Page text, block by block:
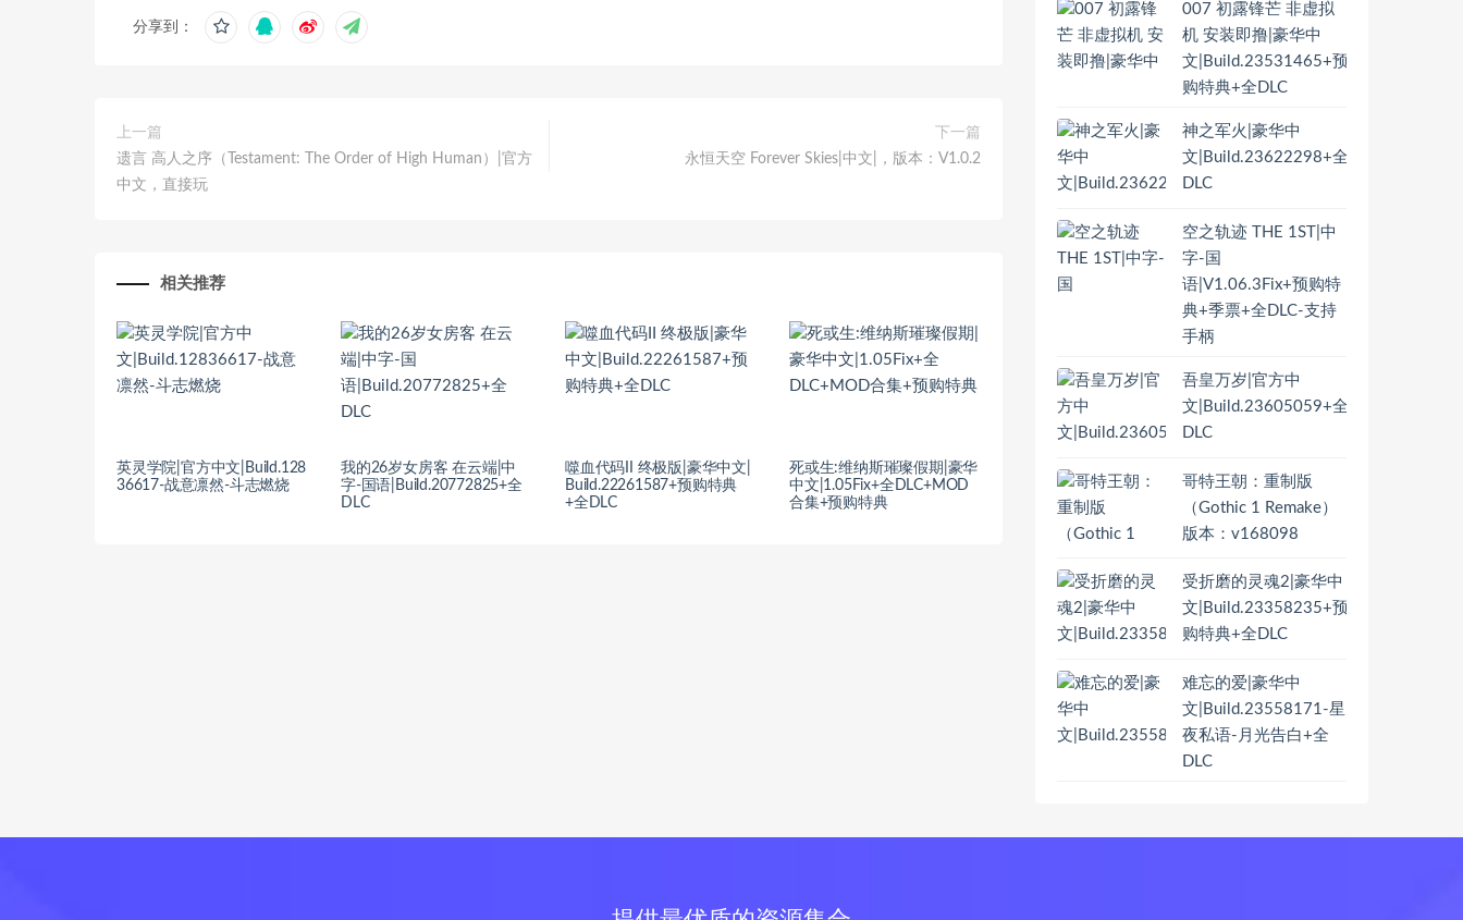
分享到：
上一篇
遗言 高人之序（Testament: The Order of High Human）|官方
中文，直接玩
下一篇
永恒天空 Forever Skies|中文|，版本：V1.0.2
相关推荐
英灵学院|官方中文|Build.128
36617-战意凛然-斗志燃烧
我的26岁女房客 在云端|中
字-国语|Build.20772825+全
DLC
噬血代码II 终极版|豪华中文|
Build.22261587+预购特典
+全DLC
死或生:维纳斯璀璨假期|豪华
中文|1.05Fix+全DLC+MOD
合集+预购特典
007 初露锋芒 非虚拟
机 安装即撸|豪华中
文|Build.23531465+预
购特典+全DLC
神之军火|豪华中
文|Build.23622298+全
DLC
空之轨迹 THE 1ST|中
字-国
语|V1.06.3Fix+预购特
典+季票+全DLC-支持
手柄
吾皇万岁|官方中
文|Build.23605059+全
DLC
哥特王朝：重制版
（Gothic 1 Remake）
版本：v168098
受折磨的灵魂2|豪华中
文|Build.23358235+预
购特典+全DLC
难忘的爱|豪华中
文|Build.23558171-星
夜私语-月光告白+全
DLC